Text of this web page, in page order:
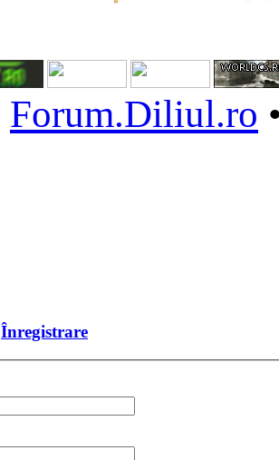
Forum.Diliul.ro
Înregistrare